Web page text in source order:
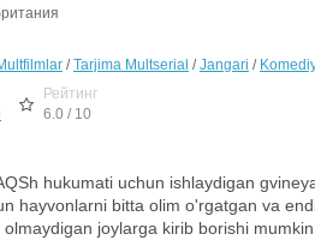
/Tarjima Multserial /Jangari /
Рейтинг
6.0 / 10
hukumati uchun ishlaydigan
hayvonlarni bitta olim o'rgatgan va
joylarga kirib borishi